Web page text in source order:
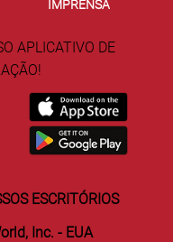
IMPRENSA
APLICATIVO DE
ESCRITÓRIOS
Inc. - EUA